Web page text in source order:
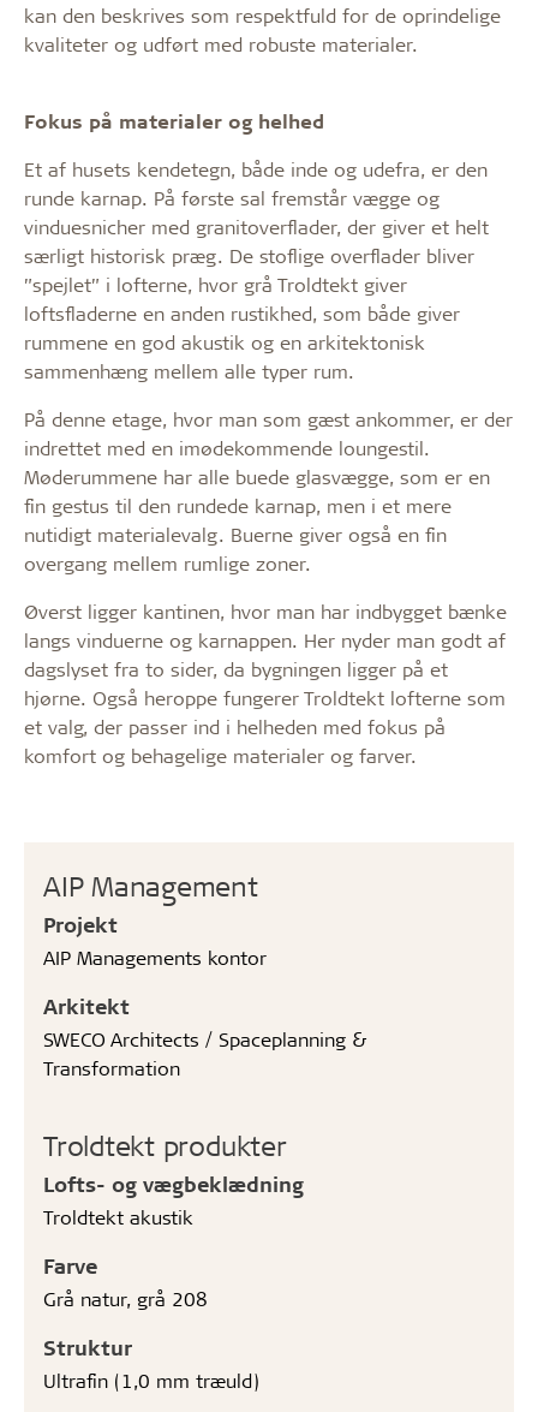
AIP Management
Projekt
AIP Managements kontor
Arkitekt
SWECO Architects / Spaceplanning &
Transformation
Troldtekt produkter
Lofts- og vægbeklædning
Troldtekt akustik
Farve
Grå natur, grå 208
Struktur
Ultrafin (1,0 mm træuld)
kan den beskrives som respektfuld for de oprindelige
kvaliteter og udført med robuste materialer.
Fokus på materialer og helhed
Et af husets kendetegn, både inde og udefra, er den
runde karnap. På første sal fremstår vægge og
vinduesnicher med granitoverflader, der giver et helt
særligt historisk præg. De stoflige overflader bliver
”spejlet” i lofterne, hvor grå Troldtekt giver
loftsfladerne en anden rustikhed, som både giver
rummene en god akustik og en arkitektonisk
sammenhæng mellem alle typer rum.
På denne etage, hvor man som gæst ankommer, er der
indrettet med en imødekommende loungestil.
Møderummene har alle buede glasvægge, som er en
fin gestus til den rundede karnap, men i et mere
nutidigt materialevalg. Buerne giver også en fin
overgang mellem rumlige zoner.
Øverst ligger kantinen, hvor man har indbygget bænke
langs vinduerne og karnappen. Her nyder man godt af
dagslyset fra to sider, da bygningen ligger på et
hjørne. Også heroppe fungerer Troldtekt lofterne som
et valg, der passer ind i helheden med fokus på
komfort og behagelige materialer og farver.